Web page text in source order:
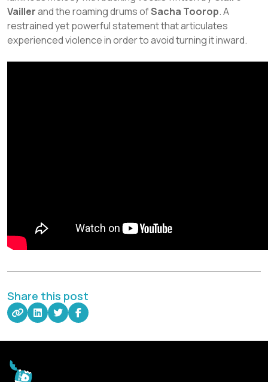
Vaillerand the roaming drums ofSacha Toorop. A
restrained yet powerful statement that articulates
experienced violence in order to avoid turning it inward.
Share this post